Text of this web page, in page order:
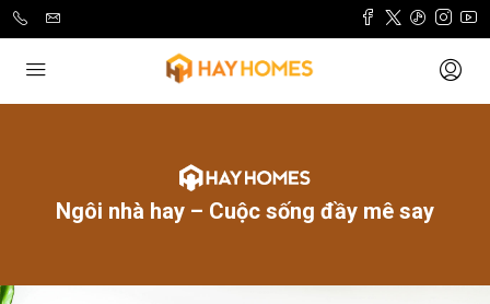
Ngôi nhà hay – Cuộc sống đầy mê say